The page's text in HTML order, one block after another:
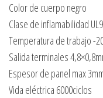
Color de cuerpo negro
Clase de inflamabilidad
Temperatura de trabajo -
Salida terminales
Espesor de panel max
Vida eléctrica 6000ciclos